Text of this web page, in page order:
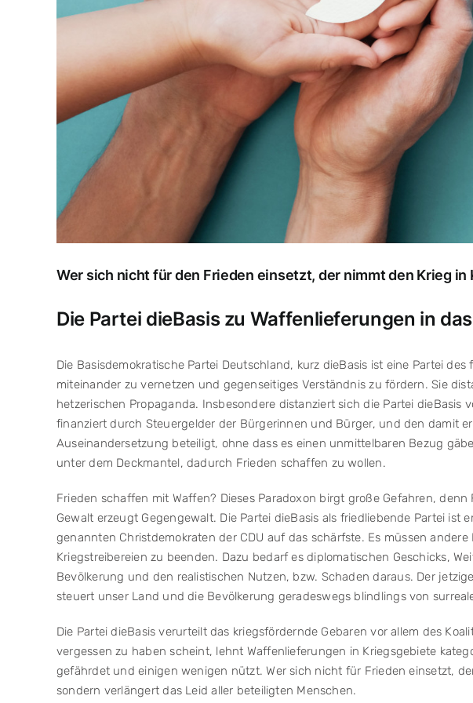
Wer sich nicht für den Frieden einsetzt, der nimmt den Krieg in
Die Partei dieBasis zu Waffenlieferungen in
Die Basisdemokratische Partei Deutschland, kurz dieBasis ist eine Partei
miteinander zu vernetzen und gegenseitiges Verständnis zu fördern. Sie
hetzerischen Propaganda. Insbesondere distanziert sich die Partei
finanziert durch Steuergelder der Bürgerinnen und Bürger, und den damit
Auseinandersetzung beteiligt, ohne dass es einen unmittelbaren Bezug
unter dem Deckmantel, dadurch Frieden schaffen zu wollen.
Frieden schaffen mit Waffen? Dieses Paradoxon birgt große Gefahren,
Gewalt erzeugt Gegengewalt. Die Partei dieBasis als friedliebende Partei
genannten Christdemokraten der CDU auf das schärfste. Es müssen
Kriegstreibereien zu beenden. Dazu bedarf es diplomatischen Geschicks,
Bevölkerung und den realistischen Nutzen, bzw. Schaden daraus. Der
steuert unser Land und die Bevölkerung geradeswegs blindlings von
Die Partei dieBasis verurteilt das kriegsfördernde Gebaren vor allem des
vergessen zu haben scheint, lehnt Waffenlieferungen in Kriegsgebiete
gefährdet und einigen wenigen nützt. Wer sich nicht für Frieden einsetzt,
sondern verlängert das Leid aller beteiligten Menschen.